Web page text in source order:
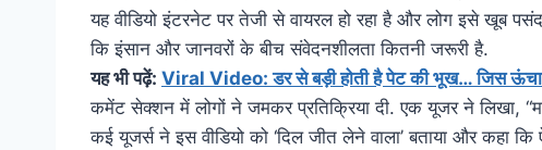
यह वीडियो इंटरनेट पर तेजी से वायरल हो रहा है और लोग इसे खूब
कि इंसान और जानवरों के बीच संवेदनशीलता कितनी जरूरी है.
यह भी पढ़ें: Viral Video: डर से बड़ी होती है पेट की भूख… जिस ऊंचाई
कमेंट सेक्शन में लोगों ने जमकर प्रतिक्रिया दी. एक यूजर ने लिखा, “मां
कई यूजर्स ने इस वीडियो को ‘दिल जीत लेने वाला’ बताया और कहा कि